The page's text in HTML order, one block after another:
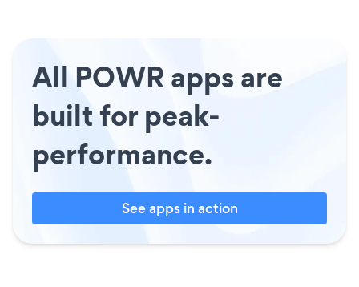
All POWR apps are
built for peak-
performance.
See apps in action